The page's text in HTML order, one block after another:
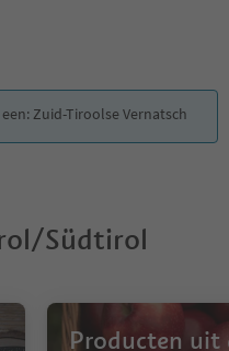
Zuid-Tiroolse Vernatsch
Südtirol
Producten uit